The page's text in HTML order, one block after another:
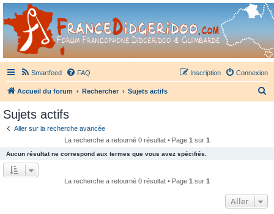
France Didgeridoo
Didgeridoo et Guimbarde sur France Didgeridoo - retrouvez la communauté.
Smartfeed FAQ Connexion
Inscription
Accueil du forum Rechercher Sujets actifs
h
e
Sujets actifs
Aller sur la recherche avancée
La recherche a retourné 0 résultat • Page 1 sur 1
Aucun résultat ne correspond aux termes que vous avez spécifiés.
La recherche a retourné 0 résultat • Page 1 sur 1
Aller